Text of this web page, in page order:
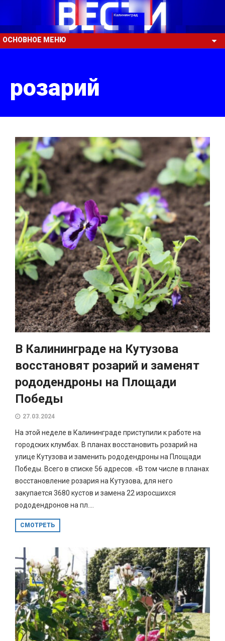
ОСНОВНОЕ МЕНЮ
розарий
В Калининграде на Кутузова
восстановят розарий и заменят
рододендроны на Площади
Победы
27.03.2024
На этой неделе в Калининграде приступили к работе на
городских клумбах. В планах восстановить розарий на
улице Кутузова и заменить рододендроны на Площади
Победы. Всего в списке 56 адресов. «В том числе в планах
восстановление розария на Кутузова, для него
закупается 3680 кустов и замена 22 изросшихся
рододендронов на пл....
СМОТРЕТЬ